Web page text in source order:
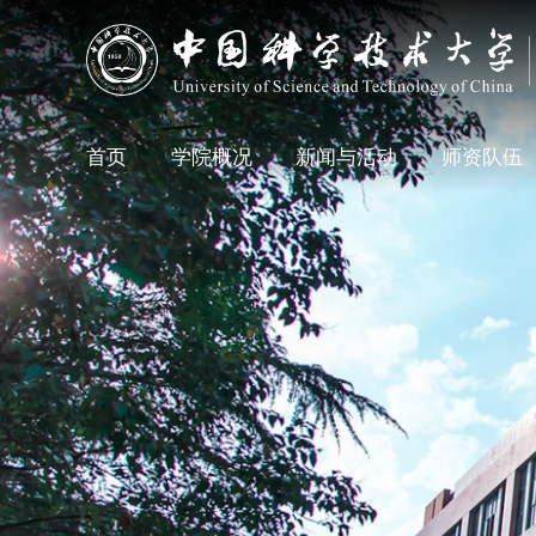
首页 学院概况 新闻与活动 师资队伍